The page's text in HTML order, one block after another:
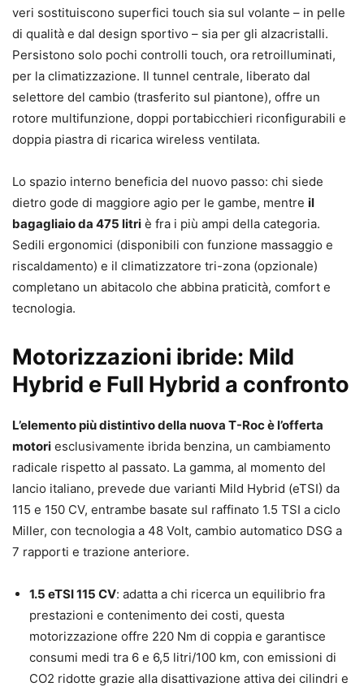
veri sostituiscono superfici touch sia sul volante – in pelle
di qualità e dal design sportivo – sia per gli alzacristalli.
Persistono solo pochi controlli touch, ora retroilluminati,
per la climatizzazione. Il tunnel centrale, liberato dal
selettore del cambio (trasferito sul piantone), offre un
rotore multifunzione, doppi portabicchieri riconfigurabili e
doppia piastra di ricarica wireless ventilata.
Lo spazio interno beneficia del nuovo passo: chi siede
dietro gode di maggiore agio per le gambe, mentre il
bagagliaio da 475 litri è fra i più ampi della categoria.
Sedili ergonomici (disponibili con funzione massaggio e
riscaldamento) e il climatizzatore tri-zona (opzionale)
completano un abitacolo che abbina praticità, comfort e
tecnologia.
Motorizzazioni ibride: Mild
Hybrid e Full Hybrid a confronto
L’elemento più distintivo della nuova T-Roc è l’offerta
motori esclusivamente ibrida benzina, un cambiamento
radicale rispetto al passato. La gamma, al momento del
lancio italiano, prevede due varianti Mild Hybrid (eTSI) da
115 e 150 CV, entrambe basate sul raffinato 1.5 TSI a ciclo
Miller, con tecnologia a 48 Volt, cambio automatico DSG a
7 rapporti e trazione anteriore.
1.5 eTSI 115 CV: adatta a chi ricerca un equilibrio fra
prestazioni e contenimento dei costi, questa
motorizzazione offre 220 Nm di coppia e garantisce
consumi medi tra 6 e 6,5 litri/100 km, con emissioni di
CO2 ridotte grazie alla disattivazione attiva dei cilindri e